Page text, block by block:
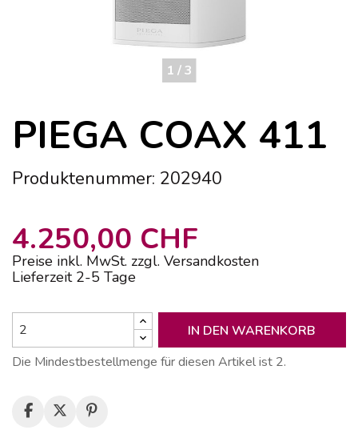
1 / 3
PIEGA COAX 411
Produktenummer: 202940
4.250,00 CHF
Preise inkl. MwSt. zzgl. Versandkosten
Lieferzeit 2-5 Tage
IN DEN WARENKORB
Die Mindestbestellmenge für diesen Artikel ist 2.